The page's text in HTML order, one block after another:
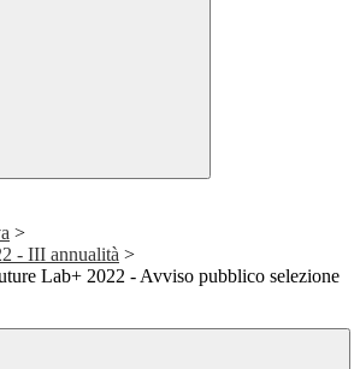
>
- III annualità >
Lab+ 2022 - Avviso pubblico selezione